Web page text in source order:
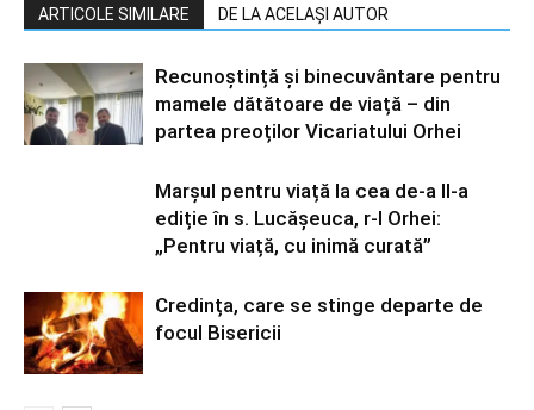
ARTICOLE SIMILARE DE LA ACELAȘI AUTOR
Recunoștință și binecuvântare pentru
mamele dătătoare de viață – din
partea preoților Vicariatului Orhei
Marșul pentru viață la cea de-a II-a
ediție în s. Lucășeuca, r-l Orhei:
„Pentru viață, cu inimă curată”
Credința, care se stinge departe de
focul Bisericii